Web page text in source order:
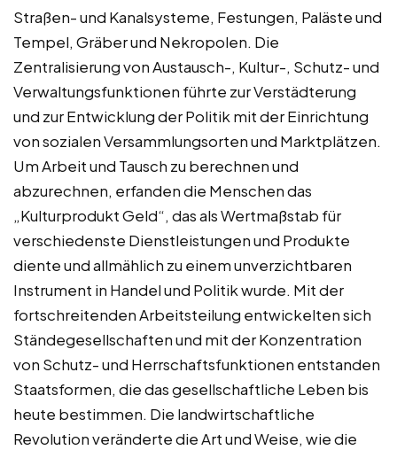
Straßen- und Kanalsysteme, Festungen, Paläste und
Tempel, Gräber und Nekropolen. Die
Zentralisierung von Austausch-, Kultur-, Schutz- und
Verwaltungsfunktionen führte zur Verstädterung
und zur Entwicklung der Politik mit der Einrichtung
von sozialen Versammlungsorten und Marktplätzen.
Um Arbeit und Tausch zu berechnen und
abzurechnen, erfanden die Menschen das
„Kulturprodukt Geld“, das als Wertmaßstab für
verschiedenste Dienstleistungen und Produkte
diente und allmählich zu einem unverzichtbaren
Instrument in Handel und Politik wurde. Mit der
fortschreitenden Arbeitsteilung entwickelten sich
Ständegesellschaften und mit der Konzentration
von Schutz- und Herrschaftsfunktionen entstanden
Staatsformen, die das gesellschaftliche Leben bis
heute bestimmen. Die landwirtschaftliche
Revolution veränderte die Art und Weise, wie die